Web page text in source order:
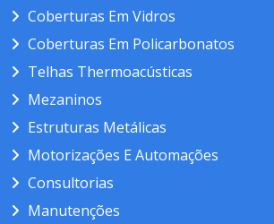
Coberturas Em Vidros
Coberturas Em Policarbonatos
Telhas Thermoacústicas
Mezaninos
Estruturas Metálicas
Motorizações E Automações
Consultorias
Manutenções